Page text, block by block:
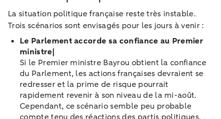
La situation politique française reste très instable.
Trois scénarios sont envisagés pour les jours à venir :
Le Parlement accorde sa confiance au Premier
ministre|
Si le Premier ministre Bayrou obtient la confiance
du Parlement, les actions françaises devraient se
redresser et la prime de risque pourrait
rapidement revenir à son niveau de la mi-août.
Cependant, ce scénario semble peu probable